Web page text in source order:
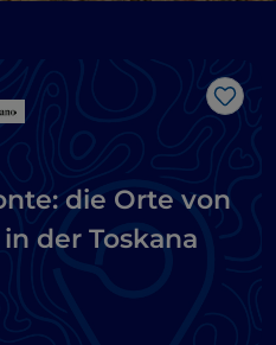
Like
die Orte von
der Toskana